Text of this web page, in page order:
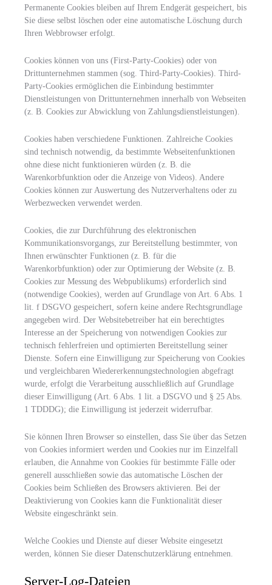
Permanente Cookies bleiben auf Ihrem Endgerät gespeichert, bis
Sie diese selbst löschen oder eine automatische Löschung durch
Ihren Webbrowser erfolgt.
Cookies können von uns (First-Party-Cookies) oder von
Drittunternehmen stammen (sog. Third-Party-Cookies). Third-
Party-Cookies ermöglichen die Einbindung bestimmter
Dienstleistungen von Drittunternehmen innerhalb von Webseiten
(z. B. Cookies zur Abwicklung von Zahlungsdienstleistungen).
Cookies haben verschiedene Funktionen. Zahlreiche Cookies
sind technisch notwendig, da bestimmte Webseitenfunktionen
ohne diese nicht funktionieren würden (z. B. die
Warenkorbfunktion oder die Anzeige von Videos). Andere
Cookies können zur Auswertung des Nutzerverhaltens oder zu
Werbezwecken verwendet werden.
Cookies, die zur Durchführung des elektronischen
Kommunikationsvorgangs, zur Bereitstellung bestimmter, von
Ihnen erwünschter Funktionen (z. B. für die
Warenkorbfunktion) oder zur Optimierung der Website (z. B.
Cookies zur Messung des Webpublikums) erforderlich sind
(notwendige Cookies), werden auf Grundlage von Art. 6 Abs. 1
lit. f DSGVO gespeichert, sofern keine andere Rechtsgrundlage
angegeben wird. Der Websitebetreiber hat ein berechtigtes
Interesse an der Speicherung von notwendigen Cookies zur
technisch fehlerfreien und optimierten Bereitstellung seiner
Dienste. Sofern eine Einwilligung zur Speicherung von Cookies
und vergleichbaren Wiedererkennungstechnologien abgefragt
wurde, erfolgt die Verarbeitung ausschließlich auf Grundlage
dieser Einwilligung (Art. 6 Abs. 1 lit. a DSGVO und § 25 Abs.
1 TDDDG); die Einwilligung ist jederzeit widerrufbar.
Sie können Ihren Browser so einstellen, dass Sie über das Setzen
von Cookies informiert werden und Cookies nur im Einzelfall
erlauben, die Annahme von Cookies für bestimmte Fälle oder
generell ausschließen sowie das automatische Löschen der
Cookies beim Schließen des Browsers aktivieren. Bei der
Deaktivierung von Cookies kann die Funktionalität dieser
Website eingeschränkt sein.
Welche Cookies und Dienste auf dieser Website eingesetzt
werden, können Sie dieser Datenschutzerklärung entnehmen.
Server-Log-Dateien